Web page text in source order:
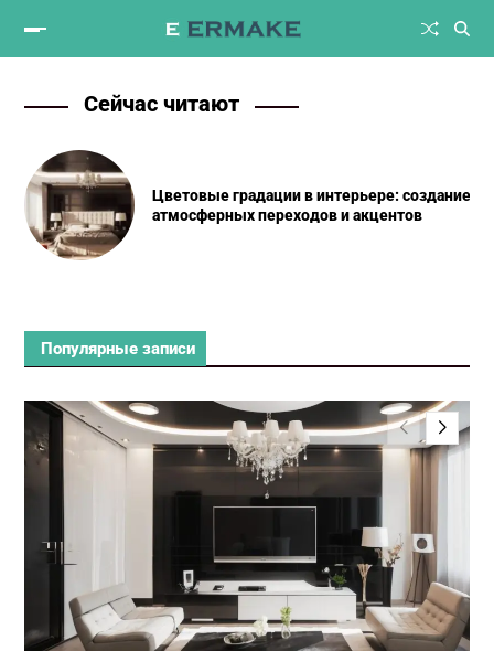
Сейчас читают
Цветовые градации в интерьере: создание
атмосферных переходов и акцентов
Популярные записи